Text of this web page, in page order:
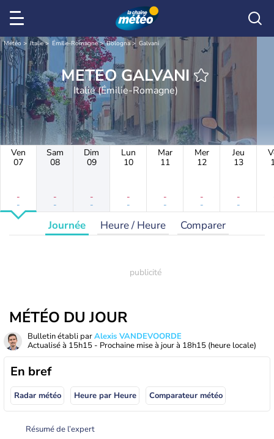
Météo Italie Émilie-Romagne Bologna Galvani
METEO GALVANI
Italie (Émilie-Romagne)
Ven
07
-
-
Sam
08
-
-
Dim
09
-
-
Lun
10
-
-
Mar
11
-
-
Mer
12
-
-
Jeu
13
-
-
Journée Heure / Heure Comparer
MÉTÉO DU JOUR
Bulletin établi parAlexis VANDEVOORDE
Actualisé à 15h15 - Prochaine mise à jour à 18h15 (heure locale)
En bref
Radar météo Heure par Heure Comparateur météo
Résumé de l’expert